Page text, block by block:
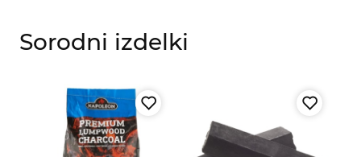
Sorodni izdelki